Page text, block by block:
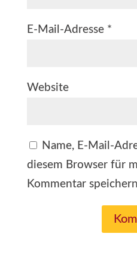
E-Mail-Adresse *
Website
Name, E-Mail-
diesem Browser für
Kommentar